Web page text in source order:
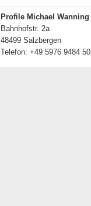
Profile Michael Wanning
Bahnhofstr. 2a
48499 Salzbergen
Telefon: +49 5976 9484 50